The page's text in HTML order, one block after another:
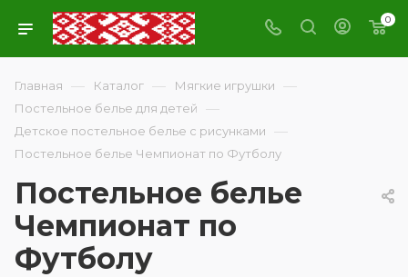
0
Главная — Каталог — Мягкие игрушки —
Постельное белье для детей —
Детское постельное белье с рисунками —
Постельное белье Чемпионат по Футболу
Постельное белье
Чемпионат по
Футболу